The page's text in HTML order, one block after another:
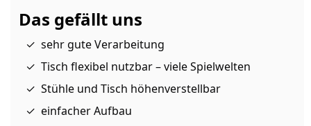
Das gefällt uns
sehr gute Verarbeitung
Tisch flexibel nutzbar – viele Spielwelten
Stühle und Tisch höhenverstellbar
einfacher Aufbau